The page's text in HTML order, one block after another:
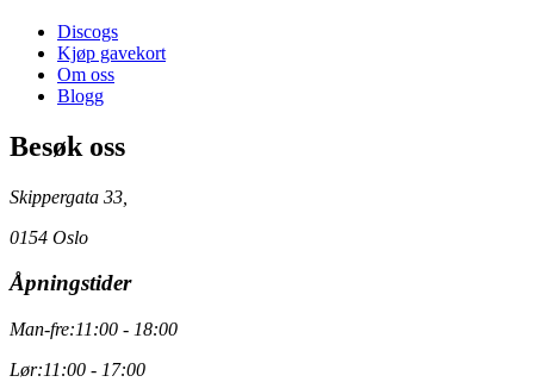
Discogs
Kjøp gavekort
Om oss
Blogg
Besøk oss
Skippergata 33,
0154 Oslo
Åpningstider
Man-fre:11:00 - 18:00
Lør:11:00 - 17:00